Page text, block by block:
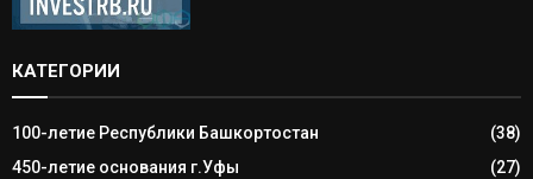
КАТЕГОРИИ
100-летие Республики Башкортостан
(38)
450-летие основания г.Уфы
(27)